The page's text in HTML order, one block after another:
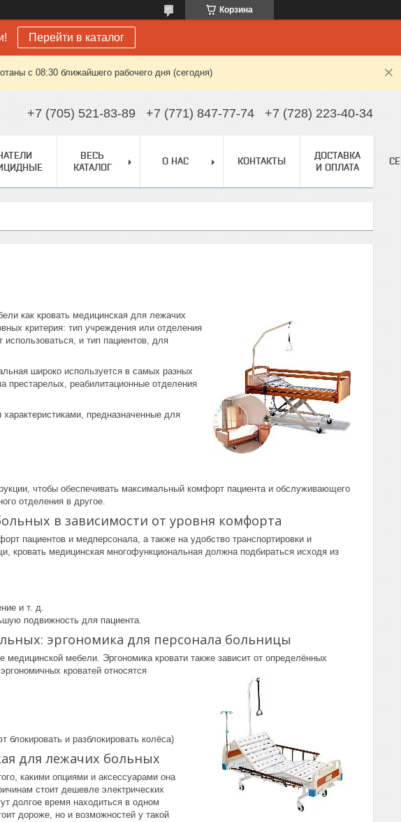
Корзина
Перейти в каталог
с 08:30 ближайшего рабочего дня (сегодня)
+7 (705) 521-83-89 +7 (771) 847-77-74 +7 (728) 223-40-34
ВЕСЬ
КАТАЛОГ
О НАС КОНТАКТЫ
ДОСТАВКА
И ОПЛАТА
как кровать медицинская для лежачих
критерия: тип учреждения или отделения
и тип пациентов, для
широко используется в самых разных
престарелых, реабилитационные отделения
предназначенные для
чтобы обеспечивать максимальный комфорт пациента и обслуживающего
отделения в другое.
в зависимости от уровня комфорта
пациентов и медперсонала, а также на удобство транспортировки и
кровать медицинская многофункциональная должна подбираться исходя из
и т. д.
подвижность для пациента.
эргономика для персонала больницы
мебели. Эргономика кровати также зависит от определённых
кроватей относятся
и разблокировать колёса)
для лежачих больных
какими опциями и аксессуарами она
стоит дешевле электрических
долгое время находиться в одном
дороже, но и возможностей у такой